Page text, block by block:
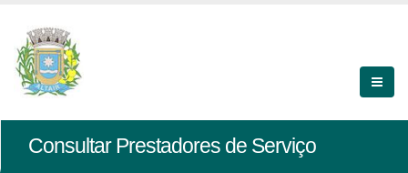
Consultar Prestadores de Serviço